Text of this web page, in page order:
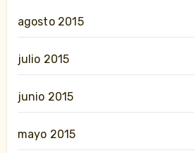
agosto 2015
julio 2015
junio 2015
mayo 2015